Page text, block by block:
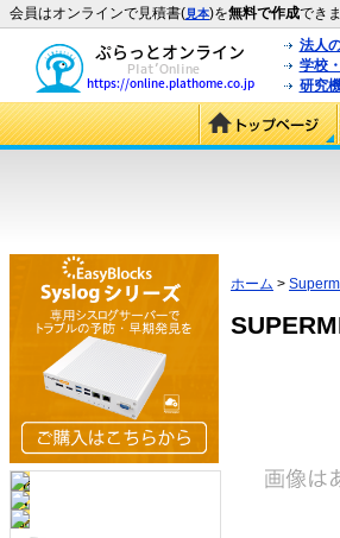
会員はオンラインで見積書(見本)を無料で作成でき
法人
学校
研究
ホーム >